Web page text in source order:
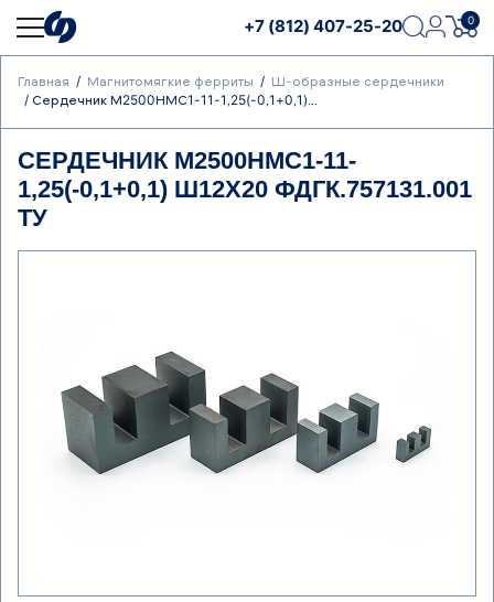
+7 (812) 407-25-20 0
Главная Магнитомягкие ферриты
Ш-образные сердечники
Сердечник М2500НМС1-11-1,25(-0,1+0,1)...
СЕРДЕЧНИК М2500НМС1-11-
1,25(-0,1+0,1) Ш12Х20 ФДГК.757131.001
ТУ